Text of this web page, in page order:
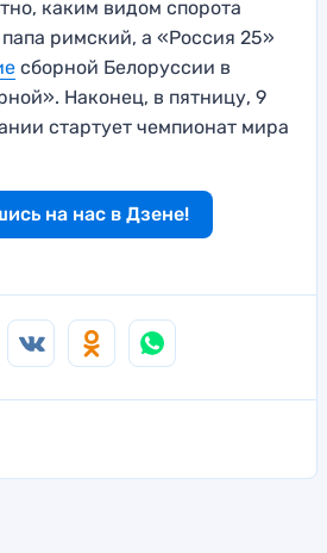
каким видом спорота
римский, а «Россия 25»
сборной Белоруссии в
Наконец, в пятницу, 9
стартует чемпионат мира
на нас в Дзене!